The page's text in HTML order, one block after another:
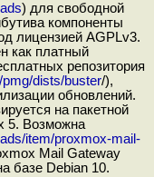
) для свободной
компоненты
лицензией AGPLv3.
как платный
репозитория
dists/buster/),
обновлений.
на пакетной
5. Возможна
item/proxmox-mail-
Mail Gateway
базе Debian 10.